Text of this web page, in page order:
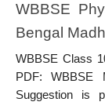
WBBSE
Bengal
WBBSE Class
PDF: WBBSE
Suggestion is